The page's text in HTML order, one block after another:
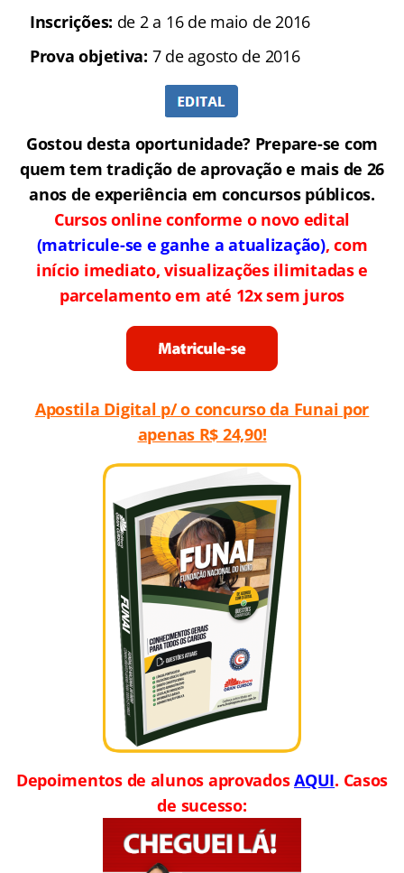
Inscrições: de 2 a 16 de maio de 2016
Prova objetiva: 7 de agosto de 2016
Gostou desta oportunidade? Prepare-se com
quem tem tradição de aprovação e mais de 26
anos de experiência em concursos públicos.
Cursos online conforme o novo edital
(matricule-se e ganhe a atualização), com
início imediato, visualizações ilimitadas e
parcelamento em até 12x sem juros
Apostila Digital p/ o concurso da Funai por
apenas R$ 24,90!
Depoimentos de alunos aprovadosAQUI. Casos
de sucesso: